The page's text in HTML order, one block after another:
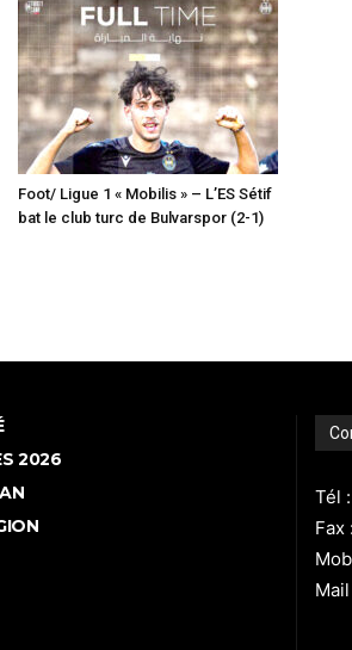
Foot/ Ligue 1 « Mobilis » – L’ES Sétif
bat le club turc de Bulvarspor (2-1)
2026
Tél
Fax